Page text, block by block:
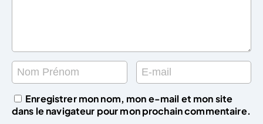
Enregistrer mon nom, mon e-mail et mon site
dans le navigateur pour mon prochain commentaire.